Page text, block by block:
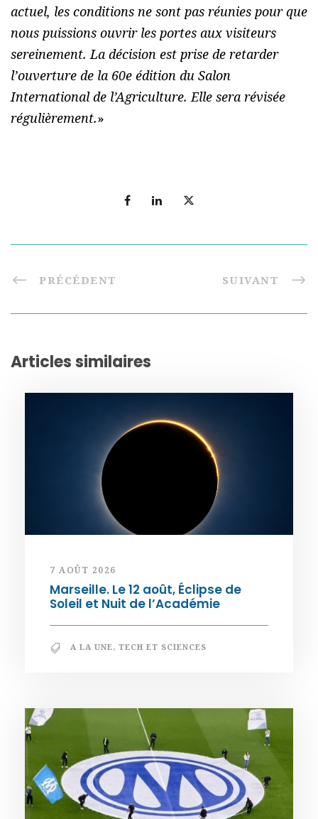
actuel, les conditions ne sont pas réunies pour que
nous puissions ouvrir les portes aux visiteurs
sereinement. La décision est prise de retarder
l’ouverture de la 60e édition du Salon
International de l’Agriculture. Elle sera révisée
régulièrement.»
PRÉCÉDENT SUIVANT
Articles similaires
7 AOÛT 2026
Marseille. Le 12 août, Éclipse de
Soleil et Nuit de l’Académie
A LA UNE, TECH ET SCIENCES